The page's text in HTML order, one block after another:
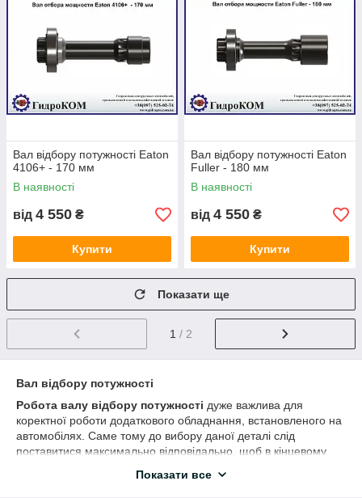
Вал відбору потужності Eaton
4106+ - 170 мм
В наявності
від 4 550 ₴
Купити
Вал відбору потужності Eaton
Fuller - 180 мм
В наявності
від 4 550 ₴
Купити
Показати ще
1 / 2
Вал відбору потужності
Робота валу відбору потужності дуже важлива для
коректної роботи додаткового обладнання, встановленого на
автомобілях. Саме тому до вибору даної деталі слід
поставитися максимально відповідально, щоб в кінцевому
Показати все